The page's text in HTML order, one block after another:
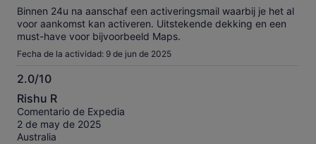
Binnen 24u na aanschaf een activeringsmail waarbij je het al
voor aankomst kan activeren. Uitstekende dekking en een
must-have voor bijvoorbeeld Maps.
Fecha de la actividad: 9 de jun de 2025
2.0/10
2.0
sobre
10
Rishu R
Comentario de Expedia
2 de may de 2025
Australia